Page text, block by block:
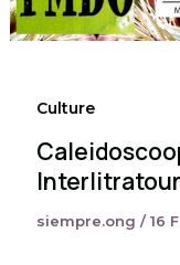
Culture
Interlitratour
siempre.ong /16